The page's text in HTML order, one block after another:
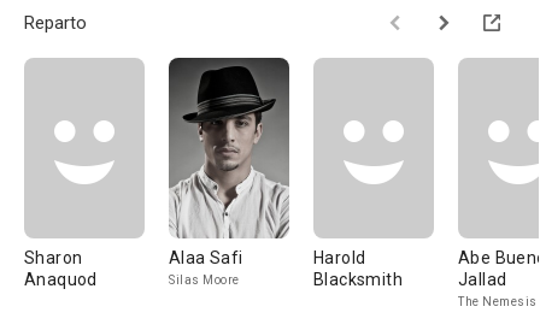
Reparto
Sharon
Anaquod
Alaa Safi
Silas Moore
Harold
Blacksmith
Abe
Jallad
The Nemesis